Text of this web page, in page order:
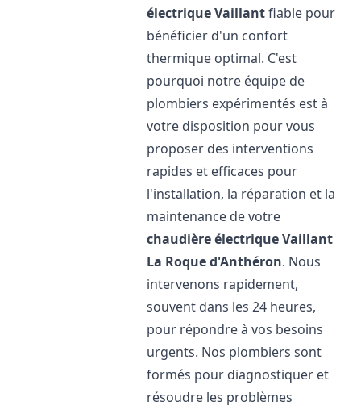
électrique Vaillantfiable pour
bénéficier d'un confort
thermique optimal. C'est
pourquoi notre équipe de
plombiers expérimentés est à
votre disposition pour vous
proposer des interventions
rapides et efficaces pour
l'installation, la réparation et la
maintenance de votre
chaudière électrique Vaillant
La Roque d'Anthéron. Nous
intervenons rapidement,
souvent dans les 24 heures,
pour répondre à vos besoins
urgents. Nos plombiers sont
formés pour diagnostiquer et
résoudre les problèmes